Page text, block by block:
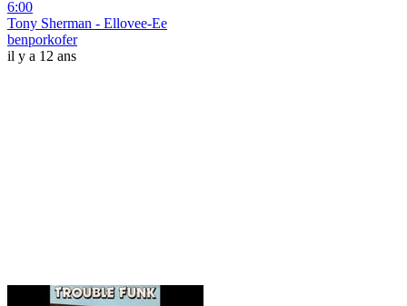
6:00
Tony Sherman - Ellovee-Ee
benporkofer
il y a 12 ans